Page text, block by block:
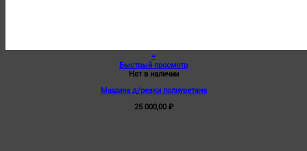
+
Быстрый просмотр
Нет в наличии
Машина д/резки полиуретана
25 000,00 ₽